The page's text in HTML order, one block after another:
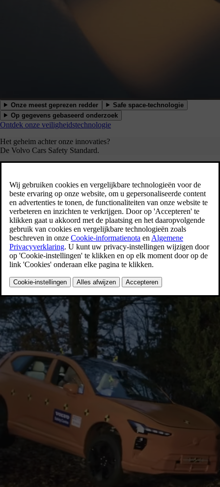
Onze meest geprezen redder
Safe space-technologie
Op gegevens gebaseerd onderzoek
Ontdek onze veiligheidstechnologie
Het geheim achter onze innovaties?
De Volvo Cars Safety Standard.